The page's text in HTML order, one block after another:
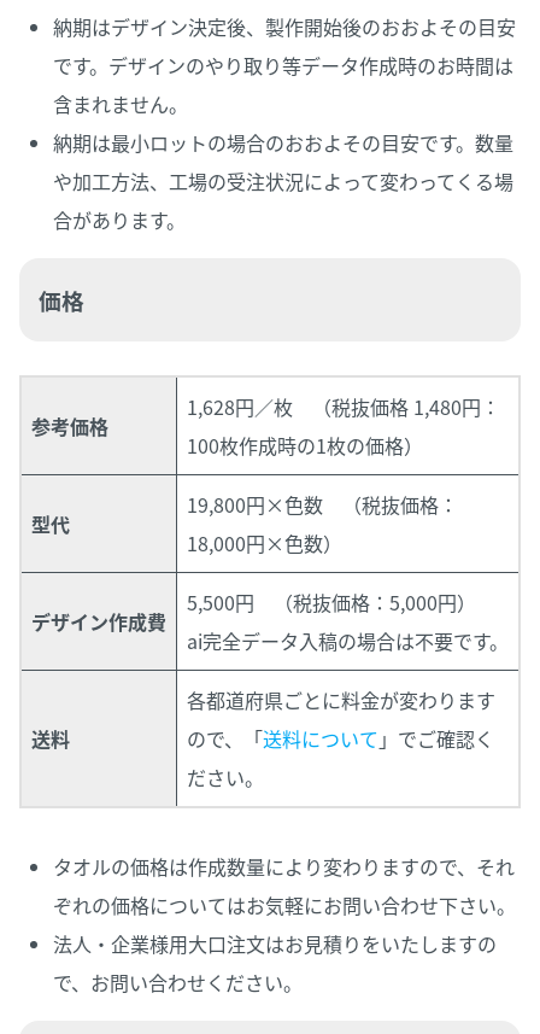
納期はデザイン決定後、製作開始後のおおよその目安
です。デザインのやり取り等データ作成時のお時間は
含まれません。
納期は最小ロットの場合のおおよその目安です。数量
や加工方法、工場の受注状況によって変わってくる場
合があります。
価格
参考価格
1,628円／枚 （税抜価格 1,480円：
100枚作成時の1枚の価格）
型代
19,800円×色数 （税抜価格：
18,000円×色数）
デザイン作成費
5,500円 （税抜価格：5,000円）
ai完全データ入稿の場合は不要です。
送料
各都道府県ごとに料金が変わります
ので、「送料について 」でご確認く
ださい。
タオルの価格は作成数量により変わりますので、それ
ぞれの価格についてはお気軽にお問い合わせ下さい。
法人・企業様用大口注文はお見積りをいたしますの
で、お問い合わせください。